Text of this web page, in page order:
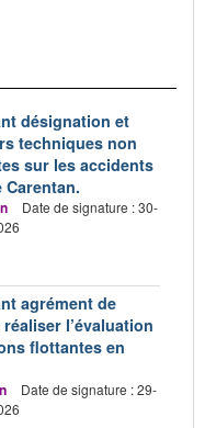
désignation et
techniques non
sur les accidents
Date de signature : 30-
agrément de
l’évaluation
flottantes en
Date de signature : 29-